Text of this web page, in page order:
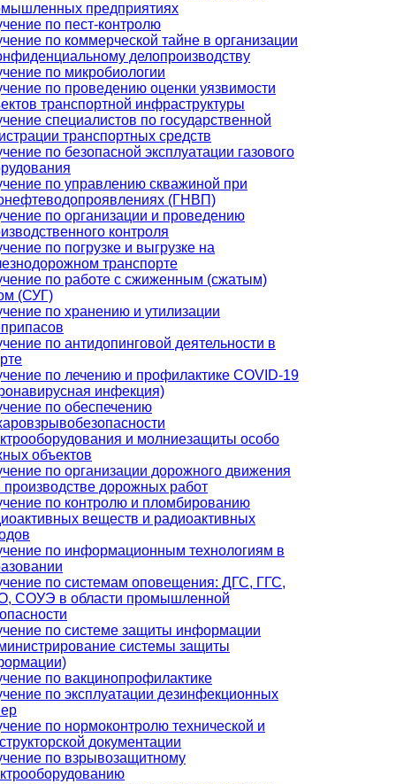
предприятиях
по пест-контролю
по коммерческой тайне в организации
делопроизводству
по микробиологии
по проведению оценки уязвимости
транспортной инфраструктуры
специалистов по государственной
транспортных средств
по безопасной эксплуатации газового
по управлению скважиной при
(ГНВП)
по организации и проведению
контроля
по погрузке и выгрузке на
транспорте
по работе с сжиженным (сжатым)
(СУГ)
по хранению и утилизации
по антидопинговой деятельности в
по лечению и профилактике COVID-19
инфекция)
по обеспечению
и молниезащиты особо
объектов
по организации дорожного движения
производстве дорожных работ
по контролю и пломбированию
веществ и радиоактивных
по информационным технологиям в
по системам оповещения: ДГС, ГГС,
СОУЭ в области промышленной
по системе защиты информации
системы защиты
по вакцинопрофилактике
по эксплуатации дезинфекционных
по нормоконтролю технической и
документации
по взрывозащитному